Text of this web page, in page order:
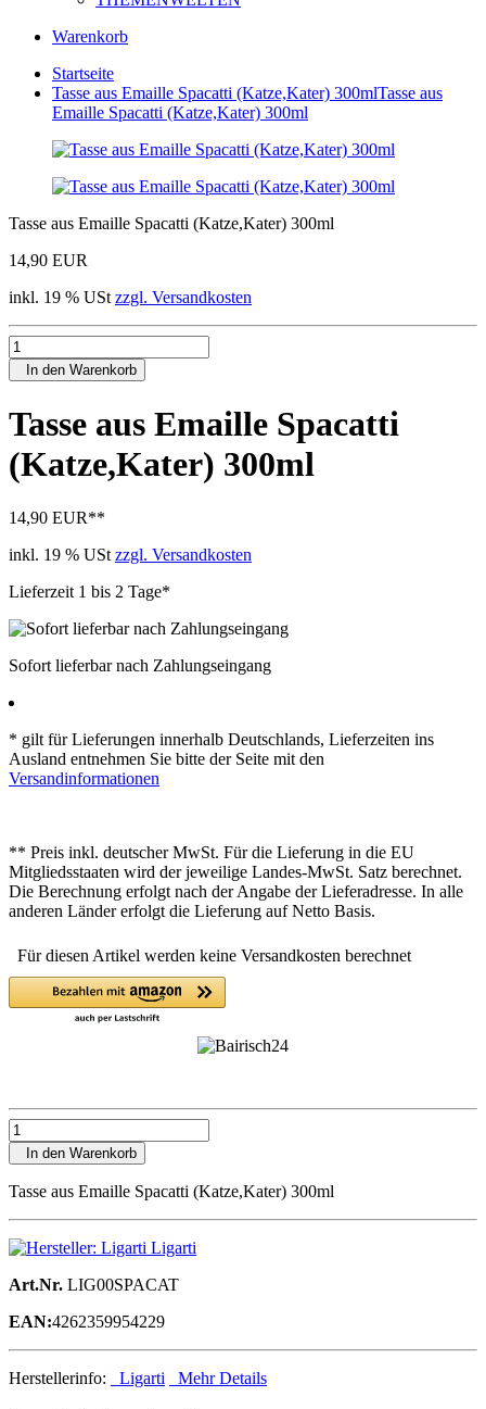
Warenkorb
Startseite
Tasse aus Emaille Spacatti (Katze,Kater) 300mlTasse aus
Emaille Spacatti (Katze,Kater) 300ml
Tasse aus Emaille Spacatti (Katze,Kater) 300ml
14,90 EUR
inkl. 19 % USt zzgl. Versandkosten
In den Warenkorb
Tasse aus Emaille Spacatti
(Katze,Kater) 300ml
14,90 EUR**
inkl. 19 % USt zzgl. Versandkosten
Lieferzeit 1 bis 2 Tage*
Sofort lieferbar nach Zahlungseingang
* gilt für Lieferungen innerhalb Deutschlands, Lieferzeiten ins
Ausland entnehmen Sie bitte der Seite mit den
Versandinformationen
** Preis inkl. deutscher MwSt. Für die Lieferung in die EU
Mitgliedsstaaten wird der jeweilige Landes-MwSt. Satz berechnet.
Die Berechnung erfolgt nach der Angabe der Lieferadresse. In alle
anderen Länder erfolgt die Lieferung auf Netto Basis.
Für diesen Artikel werden keine Versandkosten berechnet
In den Warenkorb
Tasse aus Emaille Spacatti (Katze,Kater) 300ml
Ligarti
Art.Nr. LIG00SPACAT
EAN:4262359954229
Herstellerinfo: Ligarti Mehr Details